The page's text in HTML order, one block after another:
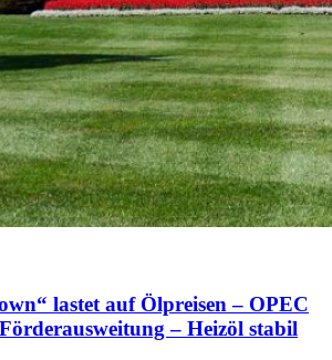
lastet auf Ölpreisen – OPEC
– Heizöl stabil